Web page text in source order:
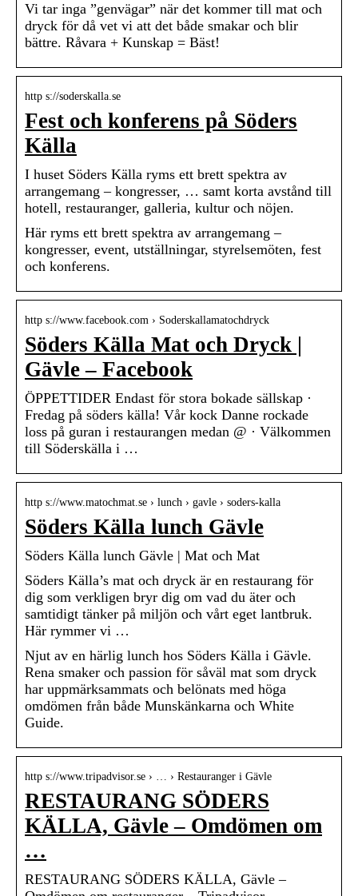
Vi tar inga ”genvägar” när det kommer till mat och
dryck för då vet vi att det både smakar och blir
bättre. Råvara + Kunskap = Bäst!
http s://soderskalla.se
Fest och konferens på Söders
Källa
I huset Söders Källa ryms ett brett spektra av
arrangemang – kongresser, … samt korta avstånd till
hotell, restauranger, galleria, kultur och nöjen.
Här ryms ett brett spektra av arrangemang –
kongresser, event, utställningar, styrelsemöten, fest
och konferens.
http s://www.facebook.com › Soderskallamatochdryck
Söders Källa Mat och Dryck |
Gävle – Facebook
ÖPPETTIDER Endast för stora bokade sällskap ·
Fredag på söders källa! Vår kock Danne rockade
loss på guran i restaurangen medan @ · Välkommen
till Söderskälla i …
http s://www.matochmat.se › lunch › gavle › soders-kalla
Söders Källa lunch Gävle
Söders Källa lunch Gävle | Mat och Mat
Söders Källa’s mat och dryck är en restaurang för
dig som verkligen bryr dig om vad du äter och
samtidigt tänker på miljön och vårt eget lantbruk.
Här rymmer vi …
Njut av en härlig lunch hos Söders Källa i Gävle.
Rena smaker och passion för såväl mat som dryck
har uppmärksammats och belönats med höga
omdömen från både Munskänkarna och White
Guide.
http s://www.tripadvisor.se › … › Restauranger i Gävle
RESTAURANG SÖDERS
KÄLLA, Gävle – Omdömen om
…
RESTAURANG SÖDERS KÄLLA, Gävle –